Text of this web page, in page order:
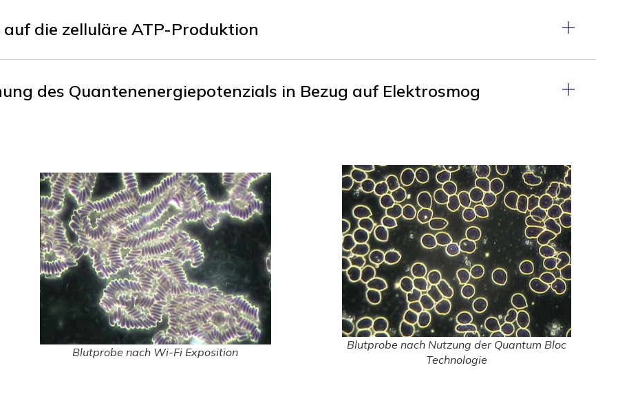
die zelluläre ATP-Produktion
des Quantenenergiepotenzials in Bezug auf Elektrosmog
Blutprobe nach Wi-Fi Exposition
Blutprobe nach Nutzung der Quantum Bloc
Technologie